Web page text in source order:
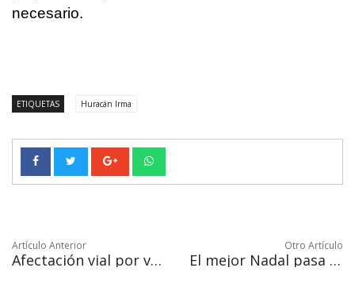
necesario.
ETIQUETAS Huracán Irma
Artículo Anterior
Afectación vial por volcadura de trailer en glorieta FONATUR SJC
Otro Artículo
El mejor Nadal pasa a cuartos de final